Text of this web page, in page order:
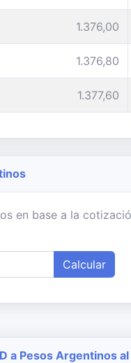
1.376,00
1.376,80
1.377,60
en base a la
Calcular
a Pesos Argentinos